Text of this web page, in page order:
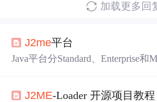
加载更多回
J2me平台
Java平台分Standard、Enterprise和
DC两种Configuration及Foundation
J2ME-Loader 开源项目教程